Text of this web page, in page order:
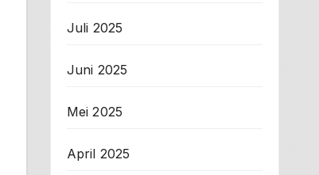
Juli 2025
Juni 2025
Mei 2025
April 2025